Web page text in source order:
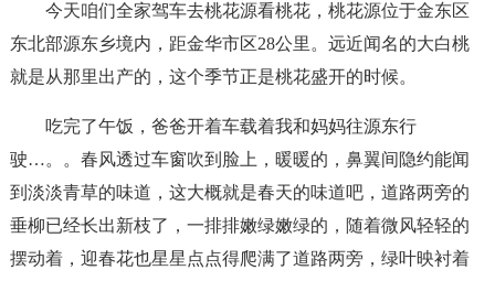
今天咱们全家驾车去桃花源看桃花，桃花源位于金东区
东北部源东乡境内，距金华市区28公里。远近闻名的大白桃
就是从那里出产的，这个季节正是桃花盛开的时候。
吃完了午饭，爸爸开着车载着我和妈妈往源东行
驶…。。春风透过车窗吹到脸上，暖暖的，鼻翼间隐约能闻
到淡淡青草的味道，这大概就是春天的味道吧，道路两旁的
垂柳已经长出新枝了，一排排嫩绿嫩绿的，随着微风轻轻的
摆动着，迎春花也星星点点得爬满了道路两旁，绿叶映衬着